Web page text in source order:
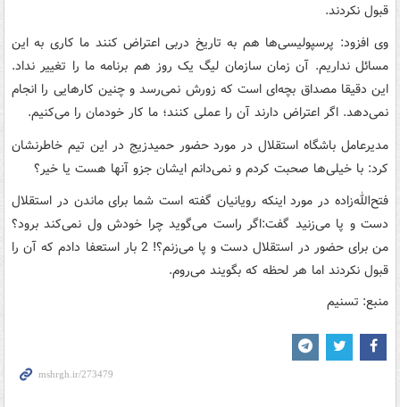
قبول نکردند.
وی افزود: پرسپولیسی‌ها هم به تاریخ دربی اعتراض کنند ما کاری به این
مسائل نداریم. آن زمان سازمان لیگ یک روز هم برنامه ما را تغییر نداد.
این دقیقا مصداق بچه‌ای است که زورش نمی‌رسد و چنین کارهایی را انجام
نمی‌دهد. اگر اعتراض دارند آن را عملی کنند؛ ما کار خودمان را می‌کنیم.
مدیرعامل باشگاه استقلال در مورد حضور حمیدزیج در این تیم خاطرنشان
کرد: با خیلی‌ها صحبت کردم و نمی‌دانم ایشان جزو آنها هست یا خیر؟
فتح‌الله‌زاده در مورد اینکه رویانیان گفته است شما برای ماندن در استقلال
دست و پا می‌زنید گفت:‌اگر راست می‌گوید چرا خودش ول نمی‌کند برود؟
من برای حضور در استقلال دست و پا می‌زنم؟! 2 بار استعفا دادم که آن را
قبول نکردند اما هر لحظه که بگویند می‌روم.
منبع: تسنیم